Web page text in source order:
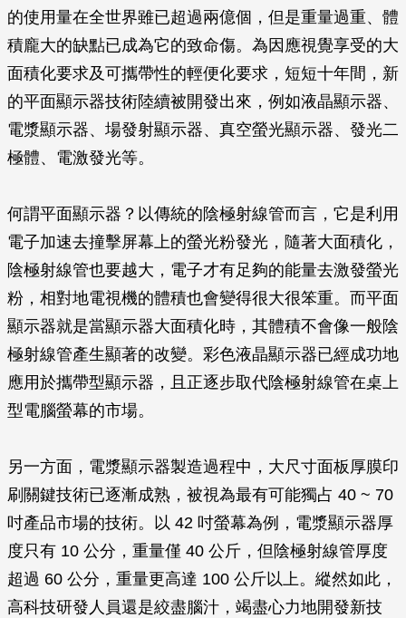
的使用量在全世界雖已超過兩億個，但是重量過重、體
積龐大的缺點已成為它的致命傷。為因應視覺享受的大
面積化要求及可攜帶性的輕便化要求，短短十年間，新
的平面顯示器技術陸續被開發出來，例如液晶顯示器、
電漿顯示器、場發射顯示器、真空螢光顯示器、發光二
極體、電激發光等。
何謂平面顯示器？以傳統的陰極射線管而言，它是利用
電子加速去撞擊屏幕上的螢光粉發光，隨著大面積化，
陰極射線管也要越大，電子才有足夠的能量去激發螢光
粉，相對地電視機的體積也會變得很大很笨重。而平面
顯示器就是當顯示器大面積化時，其體積不會像一般陰
極射線管產生顯著的改變。彩色液晶顯示器已經成功地
應用於攜帶型顯示器，且正逐步取代陰極射線管在桌上
型電腦螢幕的市場。
另一方面，電漿顯示器製造過程中，大尺寸面板厚膜印
刷關鍵技術已逐漸成熟，被視為最有可能獨占 40 ~ 70
吋產品市場的技術。以 42 吋螢幕為例，電漿顯示器厚
度只有 10 公分，重量僅 40 公斤，但陰極射線管厚度
超過 60 公分，重量更高達 100 公斤以上。縱然如此，
高科技研發人員還是絞盡腦汁，竭盡心力地開發新技